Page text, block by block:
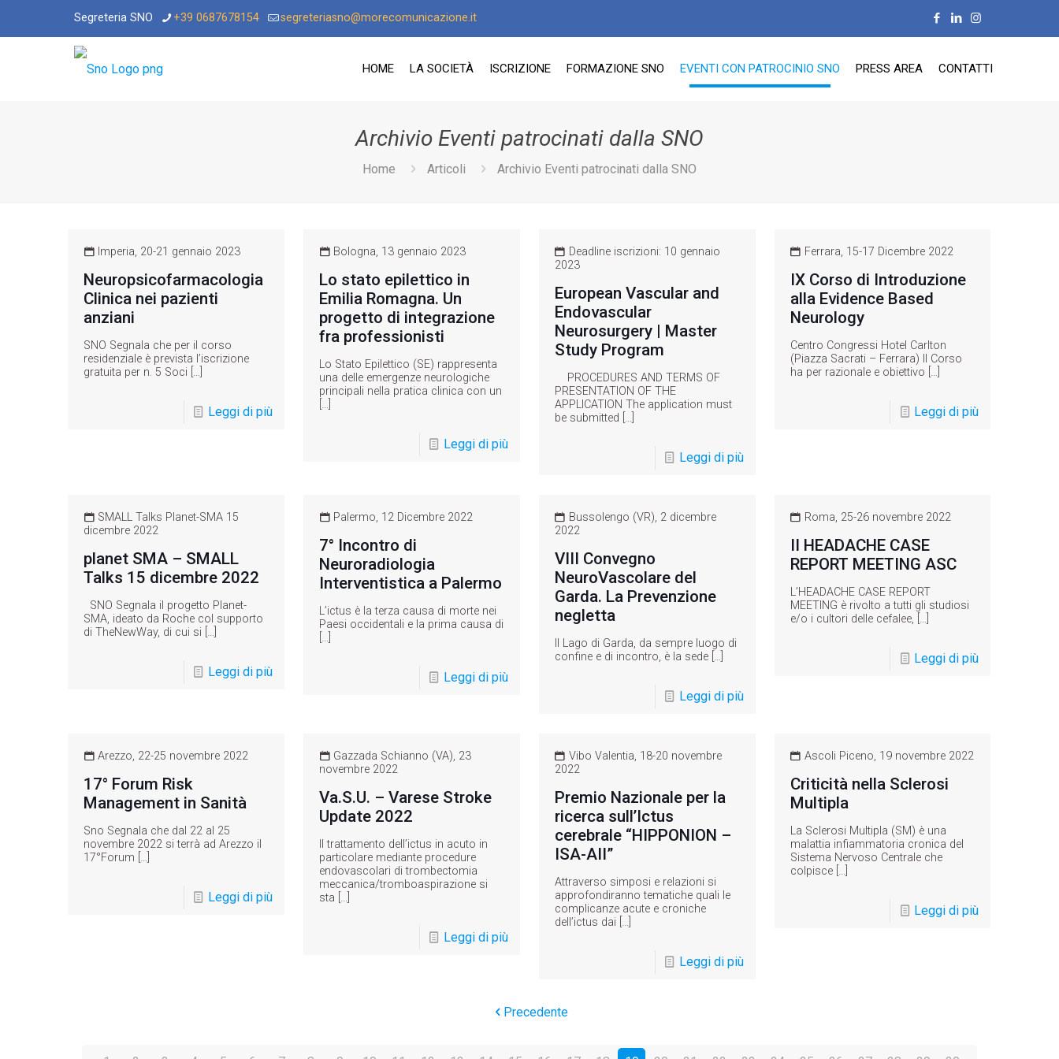
Segreteria SNO +39 0687678154 segreteriasno@morecomunicazione.it
HOME LA SOCIETÀ ISCRIZIONE FORMAZIONE SNO EVENTI CON PATROCINIO SNO PRESS AREA CONTATTI
Archivio Eventi patrocinati dalla SNO
Home Articoli Archivio Eventi patrocinati dalla SNO
Imperia, 20-21 gennaio 2023
Neuropsicofarmacologia
Clinica nei pazienti
anziani
SNO Segnala che per il corso
residenziale è prevista l’iscrizione
gratuita per n. 5 Soci […]
Leggi di più
Bologna, 13 gennaio 2023
Lo stato epilettico in
Emilia Romagna. Un
progetto di integrazione
fra professionisti
Lo Stato Epilettico (SE) rappresenta
una delle emergenze neurologiche
principali nella pratica clinica con un
[…]
Leggi di più
Deadline iscrizioni: 10 gennaio
2023
European Vascular and
Endovascular
Neurosurgery | Master
Study Program
PROCEDURES AND TERMS OF
PRESENTATION OF THE
APPLICATION The application must
be submitted […]
Leggi di più
Ferrara, 15-17 Dicembre 2022
IX Corso di Introduzione
alla Evidence Based
Neurology
Centro Congressi Hotel Carlton
(Piazza Sacrati – Ferrara) Il Corso
ha per razionale e obiettivo […]
Leggi di più
SMALL Talks Planet-SMA 15
dicembre 2022
planet SMA – SMALL
Talks 15 dicembre 2022
SNO Segnala il progetto Planet-
SMA, ideato da Roche col supporto
di TheNewWay, di cui si […]
Leggi di più
Palermo, 12 Dicembre 2022
7° Incontro di
Neuroradiologia
Interventistica a Palermo
L’ictus è la terza causa di morte nei
Paesi occidentali e la prima causa di
[…]
Leggi di più
Bussolengo (VR), 2 dicembre
2022
VIII Convegno
NeuroVascolare del
Garda. La Prevenzione
negletta
Il Lago di Garda, da sempre luogo di
confine e di incontro, è la sede[…]
Leggi di più
Roma, 25-26 novembre 2022
II HEADACHE CASE
REPORT MEETING ASC
L’HEADACHE CASE REPORT
MEETING è rivolto a tutti gli studiosi
e/o i cultori delle cefalee, […]
Leggi di più
Arezzo, 22-25 novembre 2022
17° Forum Risk
Management in Sanità
Sno Segnala che dal 22 al 25
novembre 2022 si terrà ad Arezzo il
17°Forum […]
Leggi di più
Gazzada Schianno (VA), 23
novembre 2022
Va.S.U. – Varese Stroke
Update 2022
Il trattamento dell’ictus in acuto in
particolare mediante procedure
endovascolari di trombectomia
meccanica/tromboaspirazione si
sta […]
Leggi di più
Vibo Valentia, 18-20 novembre
2022
Premio Nazionale per la
ricerca sull’Ictus
cerebrale “HIPPONION –
ISA-AII”
Attraverso simposi e relazioni si
approfondiranno tematiche quali le
complicanze acute e croniche
dell’ictus dai […]
Leggi di più
Ascoli Piceno, 19 novembre 2022
Criticità nella Sclerosi
Multipla
La Sclerosi Multipla (SM) è una
malattia infiammatoria cronica del
Sistema Nervoso Centrale che
colpisce[…]
Leggi di più
Precedente